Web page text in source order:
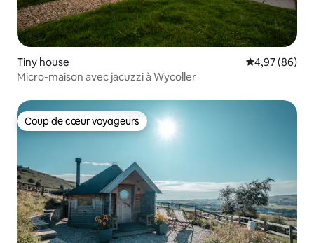
Tiny house Évaluation
4,97 (86)
Micro-maison avec jacuzzi à Wycoller
Coup de cœur voyageurs
Coup de cœur voyageurs